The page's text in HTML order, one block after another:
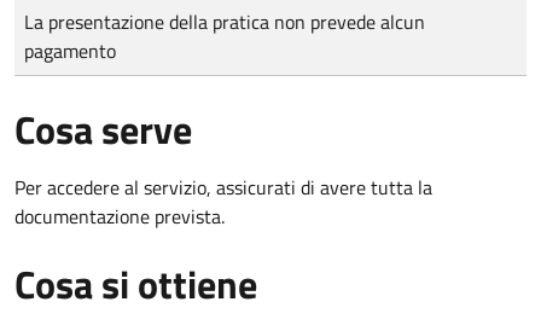
Tipo di pagamento
Importo
La presentazione della pratica non prevede alcun
pagamento
Cosa serve
Per accedere al servizio, assicurati di avere tutta la
documentazione prevista.
Cosa si ottiene